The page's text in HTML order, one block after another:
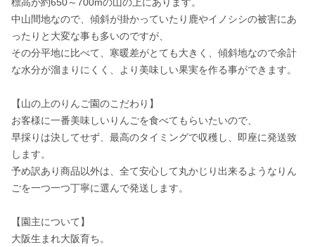
中山間地なので、傾斜が掛かっていたり鹿やイノシシの被害にあ
ったりと大変な事も多いのですが、
その分平地に比べて、寒暖差がとても大きく、傾斜地なので余計
な水分が溜まりにくく、より美味しい果実を作る事ができます。
【山の上のりんご園のこだわり】
お客様に一番美味しいりんごを食べてもらいたいので、
早採りは決してせず、最高のタイミングで収穫し、即座に発送致
します。
予め訳あり商品以外は、全て安心して丸かじり出来るようなりん
ごを一つ一つ丁寧に選んで発送します。
【園主について】
大阪生まれ大阪育ち。